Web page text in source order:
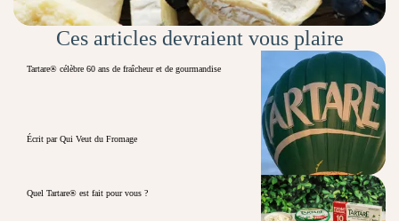
Ces articles devraient vous plaire
Tartare® célèbre 60 ans de fraîcheur et de gourmandise
Écrit par Qui Veut du Fromage
Quel Tartare® est fait pour vous ?